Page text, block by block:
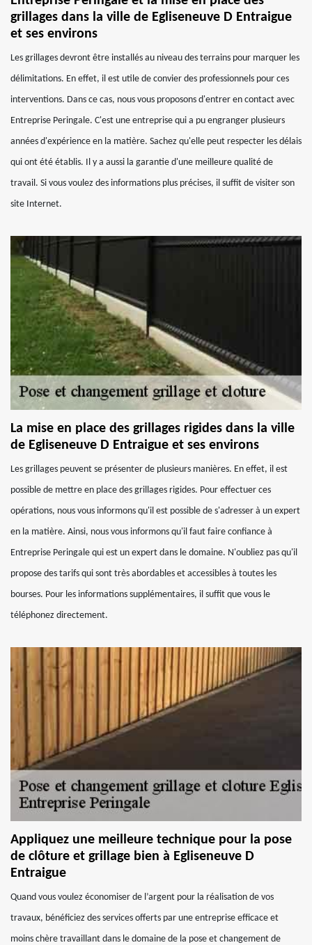
grillages dans la ville de Egliseneuve D Entraigue
et ses environs
Les grillages devront être installés au niveau des terrains pour marquer les
délimitations. En effet, il est utile de convier des professionnels pour ces
interventions. Dans ce cas, nous vous proposons d'entrer en contact avec
Entreprise Peringale. C'est une entreprise qui a pu engranger plusieurs
années d'expérience en la matière. Sachez qu'elle peut respecter les délais
qui ont été établis. Il y a aussi la garantie d'une meilleure qualité de
travail. Si vous voulez des informations plus précises, il suffit de visiter son
site Internet.
La mise en place des grillages rigides dans la ville
de Egliseneuve D Entraigue et ses environs
Les grillages peuvent se présenter de plusieurs manières. En effet, il est
possible de mettre en place des grillages rigides. Pour effectuer ces
opérations, nous vous informons qu'il est possible de s'adresser à un expert
en la matière. Ainsi, nous vous informons qu'il faut faire confiance à
Entreprise Peringale qui est un expert dans le domaine. N'oubliez pas qu'il
propose des tarifs qui sont très abordables et accessibles à toutes les
bourses. Pour les informations supplémentaires, il suffit que vous le
téléphonez directement.
Appliquez une meilleure technique pour la pose
de clôture et grillage bien à Egliseneuve D
Entraigue
Quand vous voulez économiser de l’argent pour la réalisation de vos
travaux, bénéficiez des services offerts par une entreprise efficace et
moins chère travaillant dans le domaine de la pose et changement de